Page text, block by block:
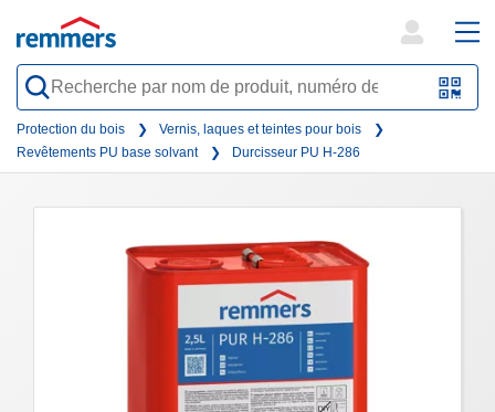
QR-
search
form
Protection du bois
Vernis, laques et teintes pour bois
Revêtements PU base solvant
Durcisseur PU H-286